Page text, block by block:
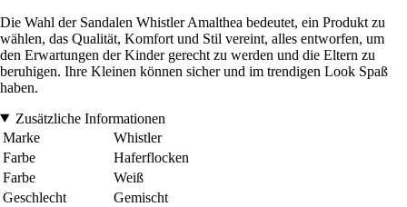
Die Wahl der Sandalen Whistler Amalthea bedeutet, ein Produkt zu
wählen, das Qualität, Komfort und Stil vereint, alles entworfen, um
den Erwartungen der Kinder gerecht zu werden und die Eltern zu
beruhigen. Ihre Kleinen können sicher und im trendigen Look Spaß
haben.
Zusätzliche Informationen
Marke
Whistler
Farbe
Haferflocken
Farbe
Weiß
Geschlecht
Gemischt